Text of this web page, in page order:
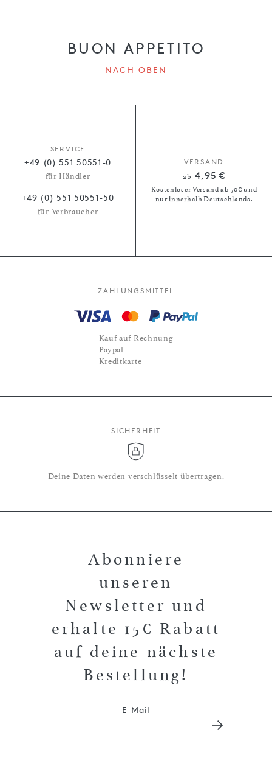
BUON APPETITO
NACH OBEN
SERVICE
+49 (0) 551 50551-0
für Händler
+49 (0) 551 50551-50
für Verbraucher
VERSAND
ab 4,95 €
Kostenloser Versand ab 70€ und
nur innerhalb Deutschlands.
ZAHLUNGSMITTEL
Kauf auf Rechnung
Paypal
Kreditkarte
SICHERHEIT
Deine Daten werden verschlüsselt übertragen.
Abonniere
unseren
Newsletter und
erhalte 15€ Rabatt
auf deine nächste
Bestellung!
E-Mail